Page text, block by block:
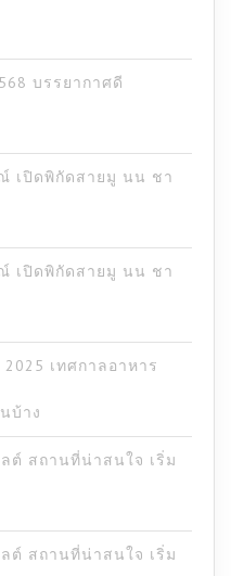
บรรยากาศดี
เปิดพิกัดสายมู นน ชา
เปิดพิกัดสายมู นน ชา
2025 เทศกาลอาหาร
บ้าง
ต์ สถานที่น่าสนใจ เริ่ม
ต์ สถานที่น่าสนใจ เริ่ม